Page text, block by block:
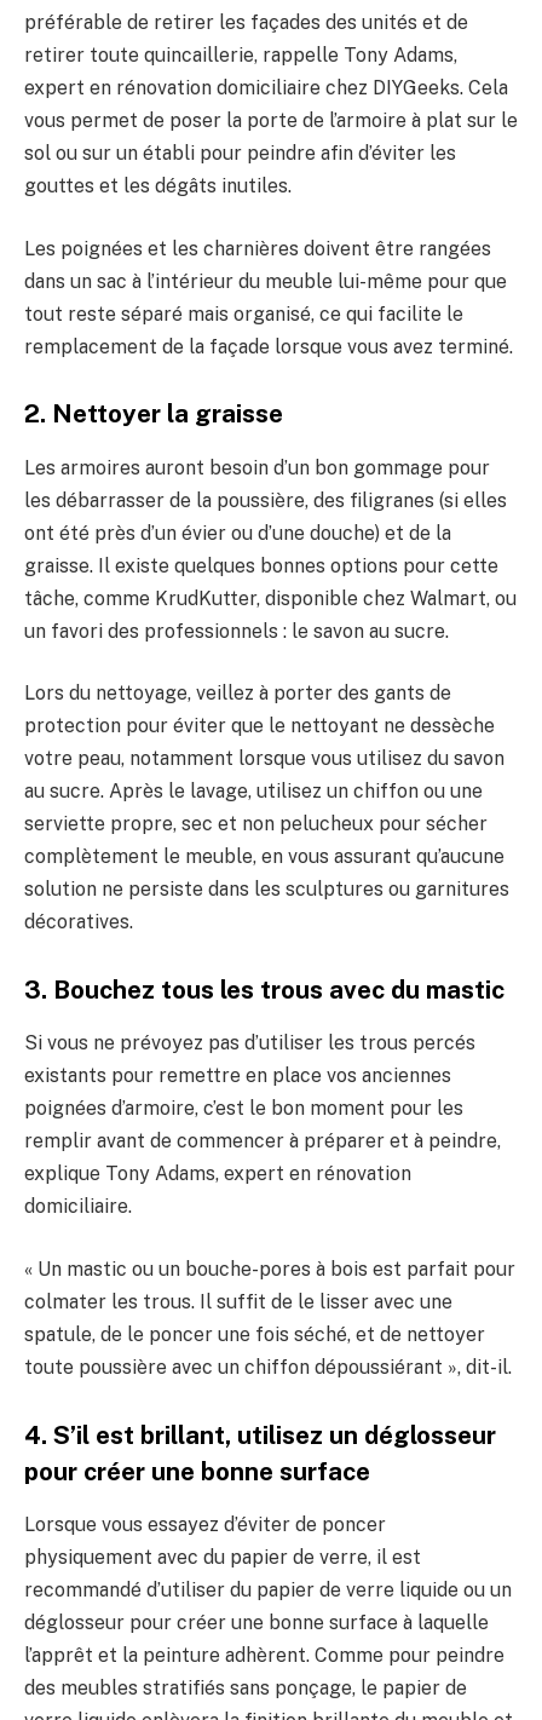
préférable de retirer les façades des unités et de
retirer toute quincaillerie, rappelle Tony Adams,
expert en rénovation domiciliaire chez DIYGeeks. Cela
vous permet de poser la porte de l’armoire à plat sur le
sol ou sur un établi pour peindre afin d’éviter les
gouttes et les dégâts inutiles.
Les poignées et les charnières doivent être rangées
dans un sac à l’intérieur du meuble lui-même pour que
tout reste séparé mais organisé, ce qui facilite le
remplacement de la façade lorsque vous avez terminé.
2. Nettoyer la graisse
Les armoires auront besoin d’un bon gommage pour
les débarrasser de la poussière, des filigranes (si elles
ont été près d’un évier ou d’une douche) et de la
graisse. Il existe quelques bonnes options pour cette
tâche, comme KrudKutter, disponible chez Walmart, ou
un favori des professionnels : le savon au sucre.
Lors du nettoyage, veillez à porter des gants de
protection pour éviter que le nettoyant ne dessèche
votre peau, notamment lorsque vous utilisez du savon
au sucre. Après le lavage, utilisez un chiffon ou une
serviette propre, sec et non pelucheux pour sécher
complètement le meuble, en vous assurant qu’aucune
solution ne persiste dans les sculptures ou garnitures
décoratives.
3. Bouchez tous les trous avec du mastic
Si vous ne prévoyez pas d’utiliser les trous percés
existants pour remettre en place vos anciennes
poignées d’armoire, c’est le bon moment pour les
remplir avant de commencer à préparer et à peindre,
explique Tony Adams, expert en rénovation
domiciliaire.
« Un mastic ou un bouche-pores à bois est parfait pour
colmater les trous. Il suffit de le lisser avec une
spatule, de le poncer une fois séché, et de nettoyer
toute poussière avec un chiffon dépoussiérant », dit-il.
4. S’il est brillant, utilisez un déglosseur
pour créer une bonne surface
Lorsque vous essayez d’éviter de poncer
physiquement avec du papier de verre, il est
recommandé d’utiliser du papier de verre liquide ou un
déglosseur pour créer une bonne surface à laquelle
l’apprêt et la peinture adhèrent. Comme pour peindre
des meubles stratifiés sans ponçage, le papier de